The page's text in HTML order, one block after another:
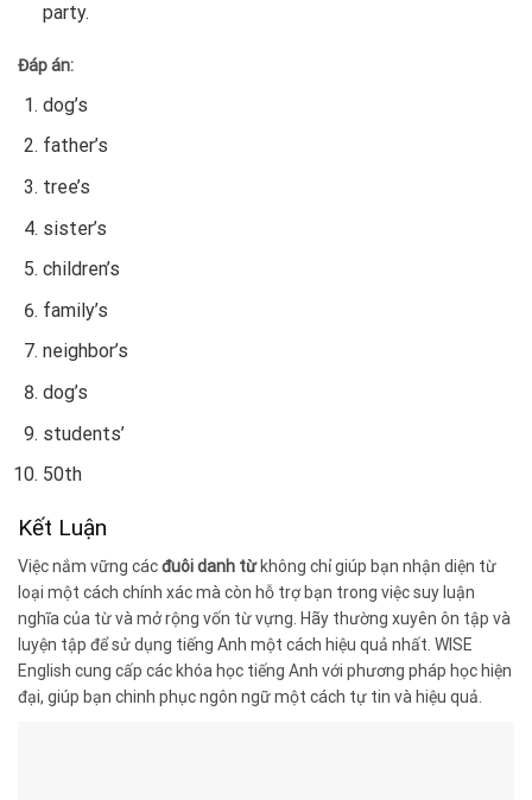
party.
Đáp án:
dog’s
father’s
tree’s
sister’s
children’s
family’s
neighbor’s
dog’s
students’
50th
Kết Luận
Việc nắm vững cácđuôi danh từkhông chỉ giúp bạn nhận diện từ
loại một cách chính xác mà còn hỗ trợ bạn trong việc suy luận
nghĩa của từ và mở rộng vốn từ vựng. Hãy thường xuyên ôn tập và
luyện tập để sử dụng tiếng Anh một cách hiệu quả nhất. WISE
English cung cấp các khóa học tiếng Anh với phương pháp học hiện
đại, giúp bạn chinh phục ngôn ngữ một cách tự tin và hiệu quả.